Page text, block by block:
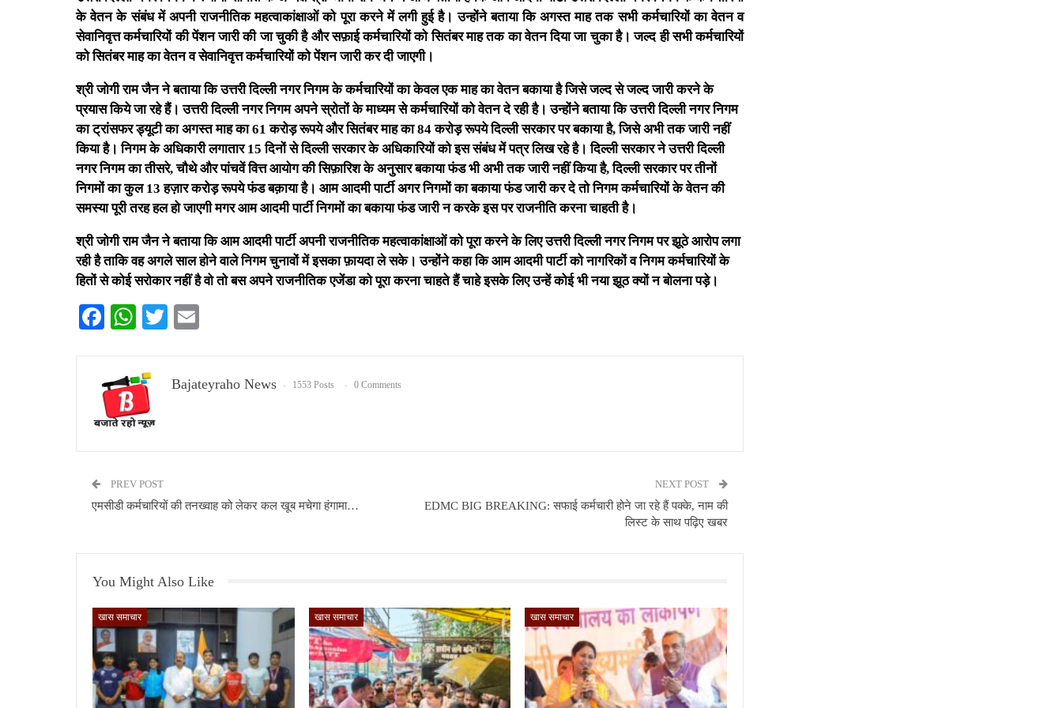
के वेतन के संबंध में अपनी राजनीतिक महत्वाकांक्षाओं को पूरा करने में लगी हुई है। उन्होंने बताया कि अगस्त माह तक सभी कर्मचारियों का वेतन व
सेवानिवृत्त कर्मचारियों की पेंशन जारी की जा चुकी है और सफ़ाई कर्मचारियों को सितंबर माह तक का वेतन दिया जा चुका है। जल्द ही सभी कर्मचारियों
को सितंबर माह का वेतन व सेवानिवृत्त कर्मचारियों को पेंशन जारी कर दी जाएगी।
श्री जोगी राम जैन ने बताया कि उत्तरी दिल्ली नगर निगम के कर्मचारियों का केवल एक माह का वेतन बकाया है जिसे जल्द से जल्द जारी करने के
प्रयास किये जा रहे हैं। उत्तरी दिल्ली नगर निगम अपने स्रोतों के माध्यम से कर्मचारियों को वेतन दे रही है। उन्होंने बताया कि उत्तरी दिल्ली नगर निगम
का ट्रांसफर ड्यूटी का अगस्त माह का 61 करोड़ रूपये और सितंबर माह का 84 करोड़ रूपये दिल्ली सरकार पर बकाया है, जिसे अभी तक जारी नहीं
किया है। निगम के अधिकारी लगातार 15 दिनों से दिल्ली सरकार के अधिकारियों को इस संबंध में पत्र लिख रहे है। दिल्ली सरकार ने उत्तरी दिल्ली
नगर निगम का तीसरे, चौथे और पांचवें वित्त आयोग की सिफ़ारिश के अनुसार बकाया फंड भी अभी तक जारी नहीं किया है, दिल्ली सरकार पर तीनों
निगमों का कुल 13 हज़ार करोड़ रूपये फंड बक़ाया है। आम आदमी पार्टी अगर निगमों का बकाया फंड जारी कर दे तो निगम कर्मचारियों के वेतन की
समस्या पूरी तरह हल हो जाएगी मगर आम आदमी पार्टी निगमों का बकाया फंड जारी न करके इस पर राजनीति करना चाहती है।
श्री जोगी राम जैन ने बताया कि आम आदमी पार्टी अपनी राजनीतिक महत्वाकांक्षाओं को पूरा करने के लिए उत्तरी दिल्ली नगर निगम पर झूठे आरोप लगा
रही है ताकि वह अगले साल होने वाले निगम चुनावों में इसका फ़ायदा ले सके। उन्होंने कहा कि आम आदमी पार्टी को नागरिकों व निगम कर्मचारियों के
हितों से कोई सरोकार नहीं है वो तो बस अपने राजनीतिक एजेंडा को पूरा करना चाहते हैं चाहे इसके लिए उन्हें कोई भी नया झूठ क्यों न बोलना पड़े।
Facebook
WhatsApp
Twitter
Bajateyraho News 1553 Posts 0 Comments
PREV POST
एमसीडी कर्मचारियों की तनख्वाह को लेकर कल खूब मचेगा हंगामा…
NEXT POST
EDMC BIG BREAKING: सफाई कर्मचारी होने जा रहे हैं पक्के, नाम की
लिस्ट के साथ पढ़िए खबर
You Might Also Like
खास समाचार खास समाचार खास समाचार